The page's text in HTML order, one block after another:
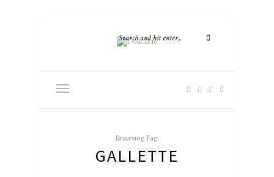
Browsing Tag:
GALLETTE